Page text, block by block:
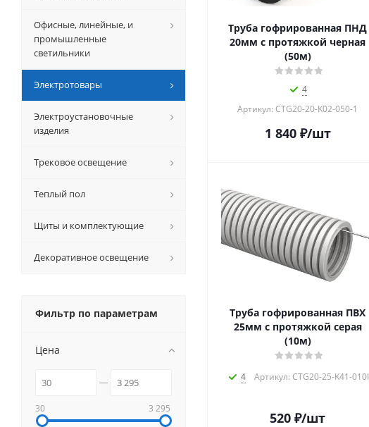
Труба гофрированная ПНД
20мм с протяжкой черная
(50м)
4
Артикул: CTG20-20-K02-050-1
1 840₽/шт
Труба гофрированная ПВХ
25мм с протяжкой серая
(10м)
4 Артикул: CTG20-25-K41-010I
520 ₽/шт
Офисные, линейные, и
промышленные
светильники
Электротовары
Электроустановочные
изделия
Трековое освещение
Теплый пол
Щиты и комплектующие
Декоративное освещение
Фильтр по параметрам
Цена
30 3 295